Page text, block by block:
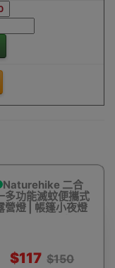
Naturehike 二合
多功能滅蚊便攜式
營燈 | 帳篷小夜燈
$117 $150